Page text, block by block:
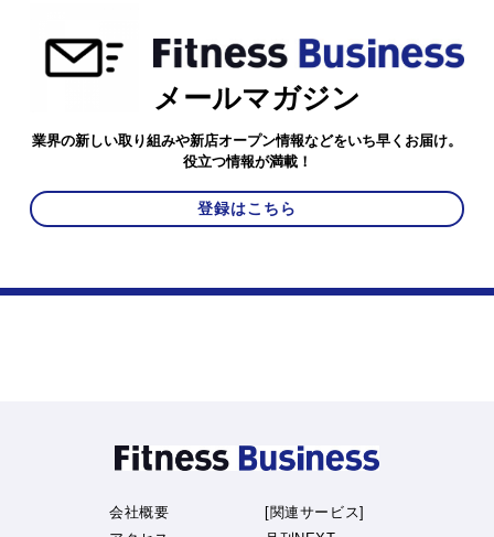
メールマガジン
業界の新しい取り組みや新店オープン情報などをいち早くお届け。
役立つ情報が満載！
登録はこちら
会社概要
[関連サービス]